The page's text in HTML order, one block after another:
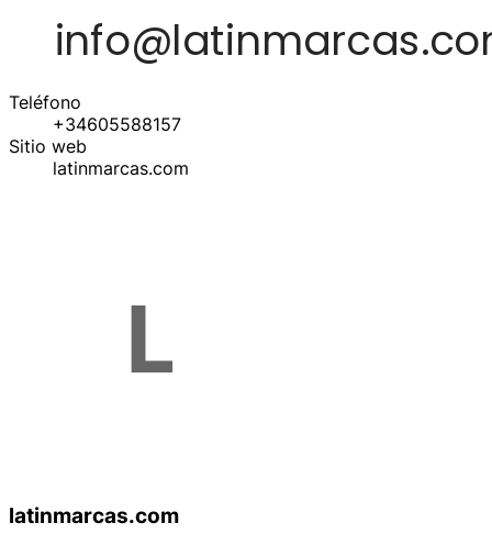
Teléfono
+34605588157
Sitio web
latinmarcas.com
latinmarcas.com